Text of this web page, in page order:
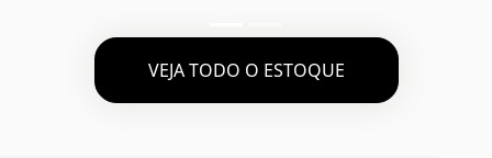
VEJA TODO O ESTOQUE